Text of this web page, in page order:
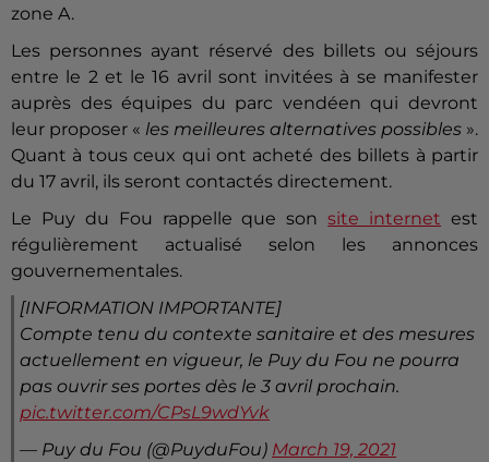
zone A.
Les personnes ayant réservé des billets ou séjours
entre le 2 et le 16 avril sont invitées à se manifester
auprès des équipes du parc vendéen qui devront
leur proposer « les meilleures alternatives possibles ».
Quant à tous ceux qui ont acheté des billets à partir
du 17 avril, ils seront contactés directement.
Le Puy du Fou rappelle que sonsite internet est
régulièrement actualisé selon les annonces
gouvernementales.
[INFORMATION IMPORTANTE]
Compte tenu du contexte sanitaire et des mesures
actuellement en vigueur, le Puy du Fou ne pourra
pas ouvrir ses portes dès le 3 avril prochain.
pic.twitter.com/CPsL9wdYvk
— Puy du Fou (@PuyduFou) March 19, 2021